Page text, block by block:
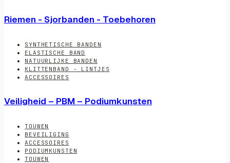
Riemen - Sjorbanden - Toebehoren
SYNTHETISCHE BANDEN
ELASTISCHE BAND
NATUURLIJKE BANDEN
KLITTENBAND - LINTJES
ACCESSOIRES
Veiligheid – PBM – Podiumkunsten
TOUWEN
BEVEILIGING
ACCESSOIRES
PODIUMKUNSTEN
TOUWEN